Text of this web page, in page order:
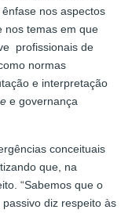
nos aspectos
nos temas em que
profissionais de
normas
e interpretação
e governança
conceituais
que, na
“Sabemos que o
diz respeito às